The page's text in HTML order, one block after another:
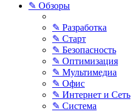
✎ Обзоры
✎ Разработка
✎ Старт
✎ Безопасность
✎ Оптимизация
✎ Мультимедиа
✎ Офис
✎ Интернет и Сеть
✎ Система